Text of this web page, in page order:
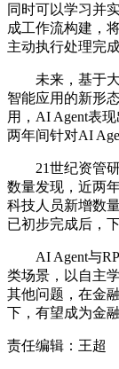
同时可以学习并
成工作流构建，
主动执行处理完
未来，基于
智能应用的新形
用，AI Agent表
两年间针对AI
21世纪资管
数量发现，近两
科技人员新增数
已初步完成后，
AI Agent与
类场景，以自主
其他问题，在金
下，有望成为金
责任编辑：王超